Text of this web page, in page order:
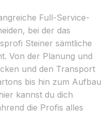
Full-Service-
bei der das
Steiner sämtliche
Von der Planung und
und den Transport
bis hin zum Aufbau
kannst du dich
die Profis alles